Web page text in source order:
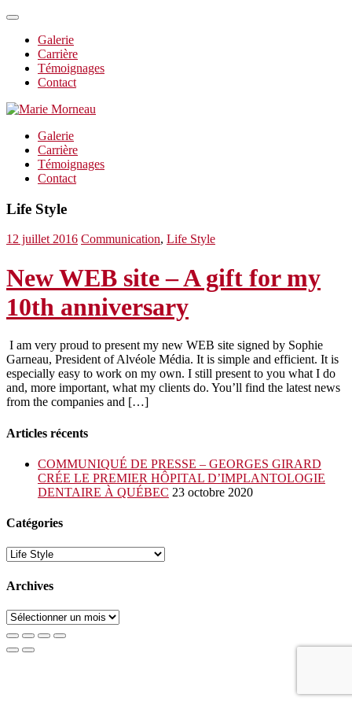
Galerie
Carrière
Témoignages
Contact
Galerie
Carrière
Témoignages
Contact
Life Style
12 juillet 2016 Communication, Life Style
New WEB site – A gift for my
10th anniversary
I am very proud to present my new WEB site signed by Sophie
Garneau, President of Alvéole Média. It is simple and efficient. It is
especially easy to work on my own. I still present to you what I do
and, more important, what my clients do. You’ll find the latest news
from the companies and […]
Articles récents
COMMUNIQUÉ DE PRESSE – GEORGES GIRARD
CRÉE LE PREMIER HÔPITAL D’IMPLANTOLOGIE
DENTAIRE À QUÉBEC 23 octobre 2020
Catégories
Catégories
Archives
Archives